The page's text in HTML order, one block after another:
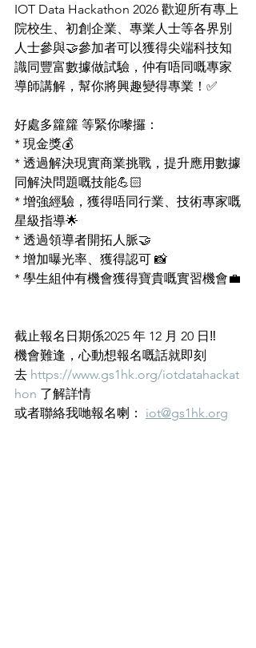
IOT Data Hackathon 2026 歡迎所有專上
院校生、初創企業、專業人士等各界別
人士參與🤝參加者可以獲得尖端科技知
識同豐富數據做試驗，仲有唔同嘅專家
導師講解，幫你將興趣變得專業！✅
好處多籮籮 等緊你嚟攞：
* 現金獎💰
* 透過解決現實商業挑戰，提升應用數據
同解決問題嘅技能💪🏻
* 增強經驗，獲得唔同行業、技術專家嘅
星級指導🌟
* 透過領導者開拓人脈🤝
* 增加曝光率、獲得認可 📸
* 學生組仲有機會獲得寶貴嘅實習機會💼
截止報名日期係2025 年 12 月 20 日‼️
機會難逢，心動想報名嘅話就即刻
去 https://www.gs1hk.org/iotdatahackat
hon 了解詳情
或者聯絡我哋報名喇： iot@gs1hk.org